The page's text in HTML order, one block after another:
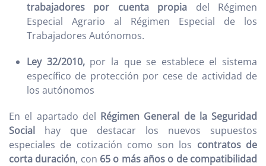
trabajadores por cuenta propia del Régimen
Especial Agrario al Régimen Especial de los
Trabajadores Autónomos.
Ley 32/2010,por la que se establece el sistema
específico de protección por cese de actividad de
los autónomos
En el apartado del Régimen General de la Seguridad
Social hay que destacar los nuevos supuestos
especiales de cotización como son los contratos de
corta duración, con 65 o más años o de compatibilidad